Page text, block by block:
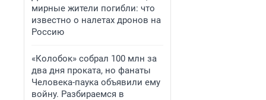
мирные жители погибли: что
известно о налетах дронов на
Россию
«Колобок» собрал 100 млн за
два дня проката, но фанаты
Человека-паука объявили ему
войну. Разбираемся в